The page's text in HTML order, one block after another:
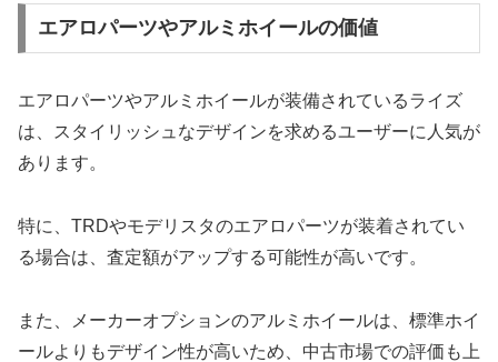
エアロパーツやアルミホイールの価値
エアロパーツやアルミホイールが装備されているライズ
は、スタイリッシュなデザインを求めるユーザーに人気が
あります。
特に、TRDやモデリスタのエアロパーツが装着されてい
る場合は、査定額がアップする可能性が高いです。
また、メーカーオプションのアルミホイールは、標準ホイ
ールよりもデザイン性が高いため、中古市場での評価も上